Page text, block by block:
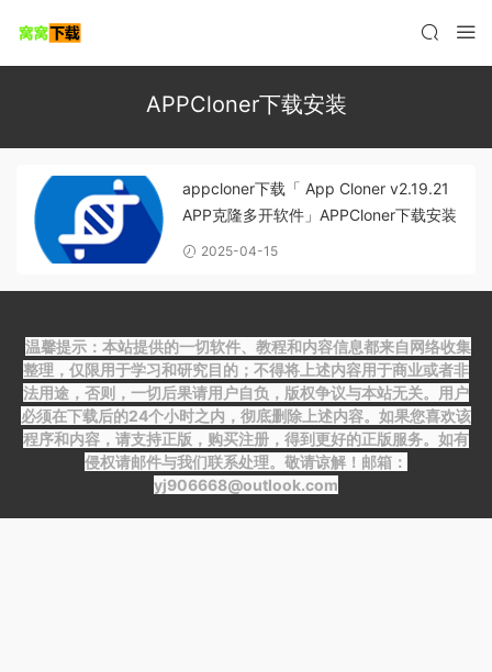
APPCloner下载安装
appcloner下载「 App Cloner v2.19.21
APP克隆多开软件」APPCloner下载安装
2025-04-15
温馨提示：本站提供的一切软件、教程和内容信息都来自网络收集
整理，仅限用于学习和研究目的；不得将上述内容用于商业或者非
法用途，否则，一切后果请用户自负，版权争议与本站无关。用户
必须在下载后的24个小时之内，彻底删除上述内容。如果您喜欢该
程序和内容，请支持正版，购买注册，得到更好的正版服务。如有
侵权请邮件与我们联系处理。敬请谅解！邮箱：
yj906668@outlook.com